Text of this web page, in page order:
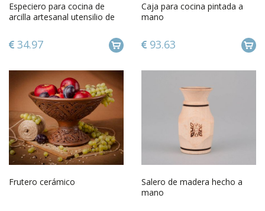
Especiero para cocina de
arcilla artesanal utensilio de
34.97
Caja para cocina pintada a
mano
93.63
Frutero cerámico
Salero de madera hecho a
mano